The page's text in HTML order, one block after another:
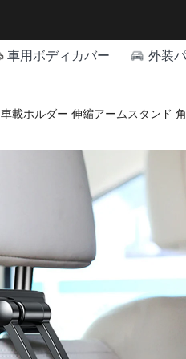
車用ボディカバー 外装
車載ホルダー 伸縮アームスタンド